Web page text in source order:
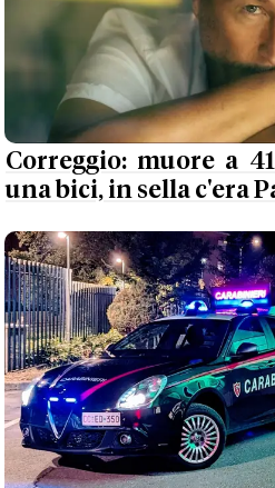
Correggio: muore a
una bici, in sella c'era